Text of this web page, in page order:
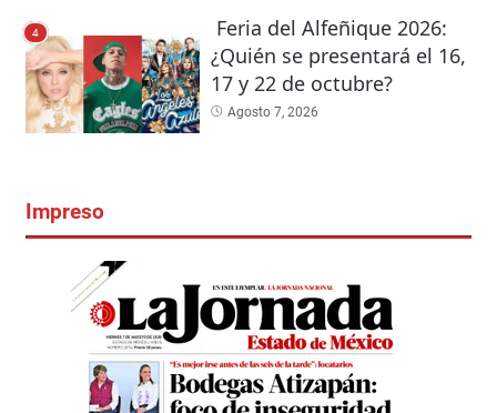
4
Feria del Alfeñique 2026:
¿Quién se presentará el 16,
17 y 22 de octubre?
Agosto 7, 2026
Impreso